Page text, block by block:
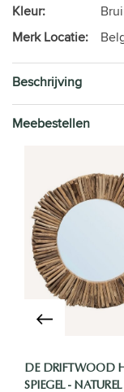
Kleur:
Merk Locatie:
Beschrijving
Meebestellen
DE DRIFTWOOD
SPIEGEL -